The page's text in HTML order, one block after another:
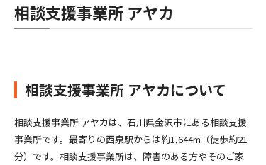
相談支援事業所 アヤカ
相談支援事業所 アヤカについて
相談支援事業所 アヤカは、石川県金沢市にある相談支援
事業所です。最寄りの西泉駅からは約1,644m（徒歩約21
分）です。相談支援事業所は、障害のある方やそのご家